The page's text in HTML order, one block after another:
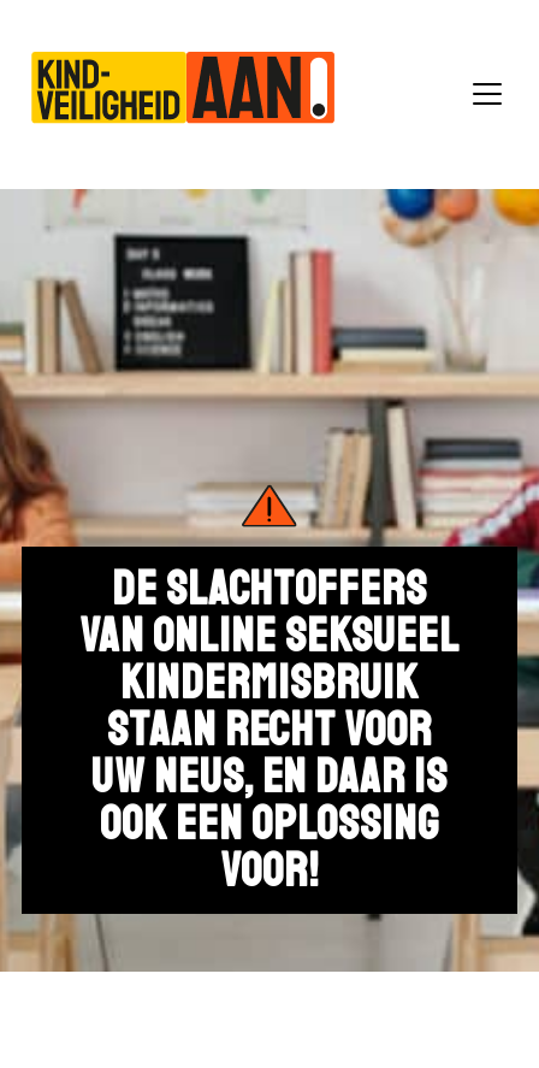
Main Navigation
De slachtoffers
van online seksueel
kindermisbruik
staan recht voor
uw neus, en daar is
ook een oplossing
voor!